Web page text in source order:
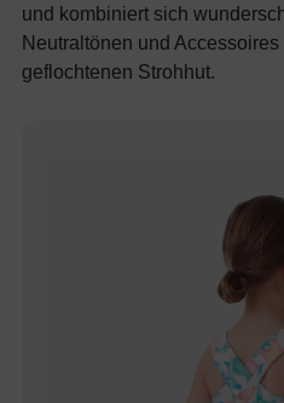
und kombiniert sich
Neutraltönen und
geflochtenen Strohhut.